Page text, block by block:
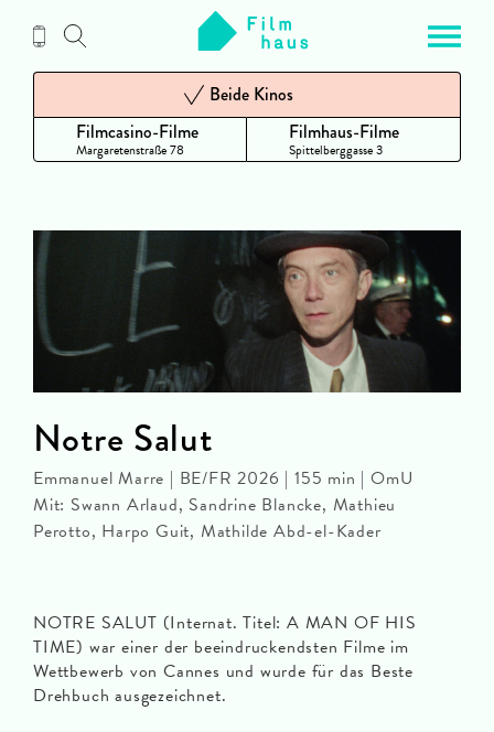
Inhalt
Filmcasino-Filme
Margaretenstraße 78
Beide Kinos
Filmhaus-Filme
Spittelberggasse 3
NOTRE SALUT (Internat. Titel: A MAN OF HIS
TIME) war einer der beeindruckendsten Filme im
Wettbewerb von Cannes und wurde für das Beste
Drehbuch ausgezeichnet.
Notre Salut
Emmanuel Marre | BE/FR 2026 | 155 min | OmU
Mit: Swann Arlaud, Sandrine Blancke, Mathieu
Perotto, Harpo Guit, Mathilde Abd-el-Kader